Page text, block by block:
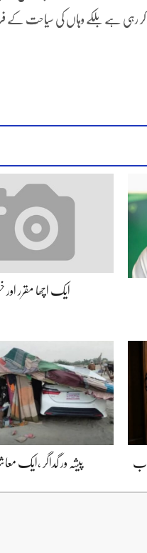
کر رہی ہے بلکے وہاں کی سیاحت
ایک اچھا مقرر
پیشہ ور گداگر ،ایک